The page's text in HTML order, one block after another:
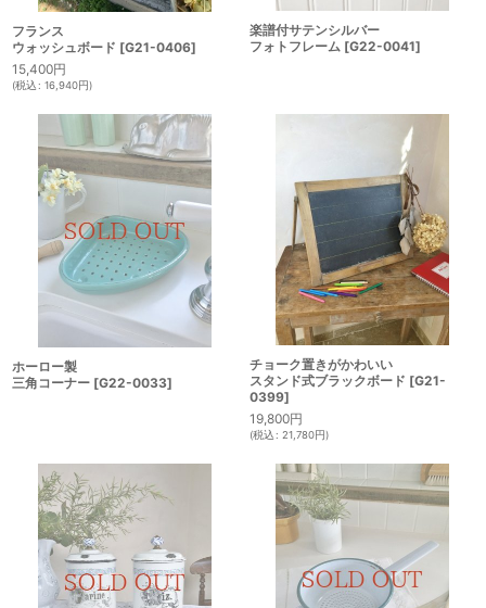
フランス
ウォッシュボード [G21-0406]
15,400円
(税込: 16,940円)
楽譜付サテンシルバー
フォトフレーム [G22-0041]
ホーロー製
三角コーナー [G22-0033]
チョーク置きがかわいい
スタンド式ブラックボード [G21-
0399]
19,800円
(税込: 21,780円)